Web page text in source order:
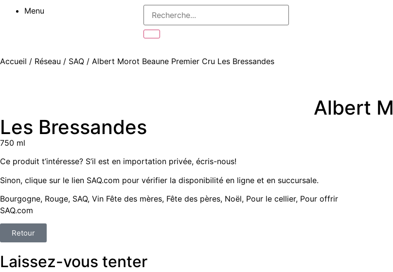
Menu
Accueil / Réseau / SAQ / Albert Morot Beaune Premier Cru Les Bressandes
Albert
Les Bressandes
750 ml
Ce produit t’intéresse? S’il est en importation privée, écris-nous!
Sinon, clique sur le lien SAQ.com pour vérifier la disponibilité en ligne et en succursale.
Bourgogne, Rouge, SAQ, Vin Fête des mères, Fête des pères, Noël, Pour le cellier, Pour offrir
SAQ.com
Retour
Laissez-vous tenter